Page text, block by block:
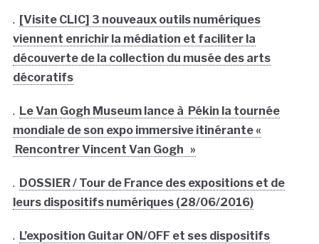
. [Visite CLIC] 3 nouveaux outils numériques
viennent enrichir la médiation et faciliter la
découverte de la collection du musée des arts
décoratifs
. Le Van Gogh Museum lance à Pékin la tournée
mondiale de son expo immersive itinérante «
Rencontrer Vincent Van Gogh »
. DOSSIER / Tour de France des expositions et de
leurs dispositifs numériques (28/06/2016)
. L’exposition Guitar ON/OFF et ses dispositifs